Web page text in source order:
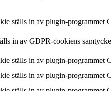
ställs in av plugin-programmet
in av GDPR-cookiens
ställs in av plugin-programmet
ställs in av plugin-programmet